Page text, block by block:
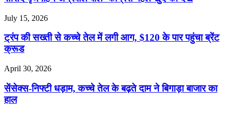
July 15, 2026
ट्रंप की सख्ती से कच्चे तेल में लगी आग, $120 के पार पहुंचा ब्रेंट
क्रूड
April 30, 2026
सेंसेक्स-निफ्टी धड़ाम, कच्चे तेल के बढ़ते दाम ने बिगाड़ा बाजार का
हाल